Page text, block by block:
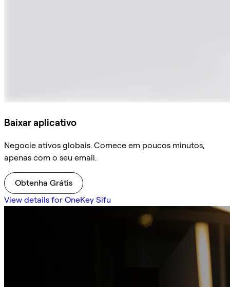
Baixar aplicativo
Negocie ativos globais. Comece em poucos minutos,
apenas com o seu email.
Obtenha Grátis
View details for OneKey Sifu